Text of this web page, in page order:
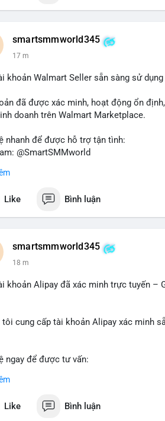
smartsmmworld345
17 m
khoản Walmart Seller sẵn sàng sử dụng
đã được xác minh, hoạt động ổn
doanh trên Walmart Marketplace.
nhanh để được hỗ trợ tận tình:
@SmartSMMworld
Like Bình luận
smartsmmworld345
18 m
khoản Alipay đã xác minh trực tuyến –
tôi cung cấp tài khoản Alipay xác minh
ngay để được tư vấn:
+1 (605) 963-3652
Like Bình luận